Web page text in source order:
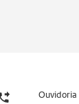
Ouvidoria